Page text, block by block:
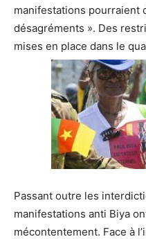
manifestations pourraient
désagréments ». Des
mises en place dans le
Passant outre les
manifestations anti Biya
mécontentement. Face à